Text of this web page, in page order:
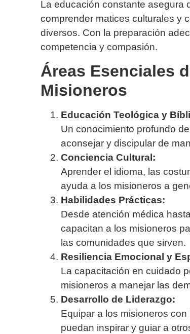
La educación constante asegura
comprender matices culturales y
diversos. Con la preparación
competencia y compasión.
Áreas Esenciales
Misioneros
Educación Teológica y
Un conocimiento profundo
aconsejar y discipular de
Conciencia Cultural:
Aprender el idioma, las
ayuda a los misioneros a
Habilidades Prácticas:
Desde atención médica
capacitan a los misioneros
las comunidades que sirven.
Resiliencia Emocional y
La capacitación en cuidado
misioneros a manejar las
Desarrollo de Liderazgo:
Equipar a los misioneros
puedan inspirar y guiar a